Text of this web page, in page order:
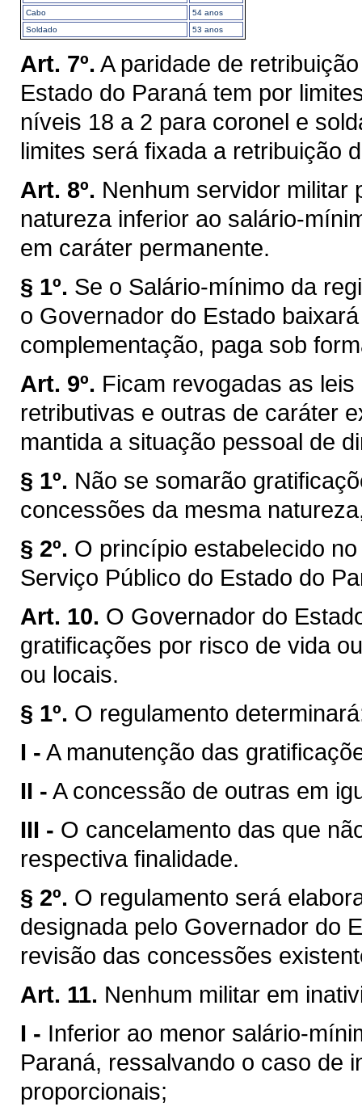
Cabo
54 anos
Soldado
53 anos
Art. 7º. A paridade de
Estado do Paraná tem por
níveis 18 a 2 para coronel e
limites será fixada a retribuição
Art. 8º. Nenhum servidor militar
natureza inferior ao salário-
em caráter permanente.
§ 1º. Se o Salário-mínimo da
o Governador do Estado
complementação, paga sob
Art. 9º. Ficam revogadas as
retributivas e outras de caráter
mantida a situação pessoal de
§ 1º. Não se somarão
concessões da mesma
§ 2º. O princípio estabelecido
Serviço Público do Estado do
Art. 10. O Governador do
gratificações por risco de vida
ou locais.
§ 1º. O regulamento
I - A manutenção das
II - A concessão de outras em
III - O cancelamento das que
respectiva finalidade.
§ 2º. O regulamento será
designada pelo Governador do
revisão das concessões
Art. 11. Nenhum militar em
I - Inferior ao menor salário-
Paraná, ressalvando o caso de
proporcionais;